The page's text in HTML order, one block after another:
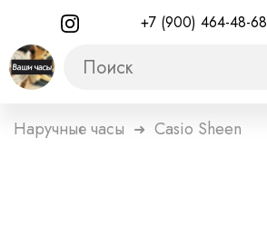
+7 (900) 464-48-68
Наручные часы ➜ Casio Sheen